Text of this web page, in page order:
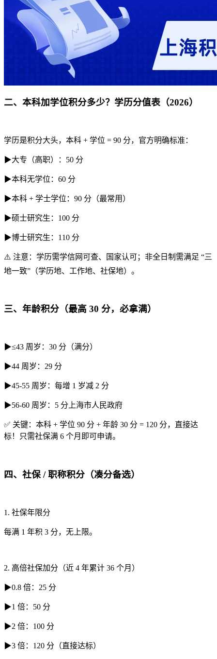
二、本科加学位积分多少？学历分值表（2026）
学历是积分大头，本科 + 学位 = 90 分，官方明确标准：
▶大专（高职）：50 分
▶本科无学位：60 分
▶本科 + 学士学位：90 分（最常用）
▶硕士研究生：100 分
▶博士研究生：110 分
⚠️ 注意：学历需学信网可查、国家认可；非全日制需满足 “三
地一致”（学历地、工作地、社保地）。
三、年龄积分（最高 30 分，必拿满）
▶≤43 周岁：30 分（满分）
▶44 周岁：29 分
▶45-55 周岁：每增 1 岁减 2 分
▶56-60 周岁：5 分上海市人民政府
✅ 关键：本科 + 学位 90 分 + 年龄 30 分 = 120 分，直接达
标！只需社保满 6 个月即可申请。
四、社保 / 职称积分（凑分备选）
1. 社保年限分
每满 1 年积 3 分，无上限。
2. 高倍社保加分（近 4 年累计 36 个月）
▶0.8 倍：25 分
▶1 倍：50 分
▶2 倍：100 分
▶3 倍：120 分（直接达标）